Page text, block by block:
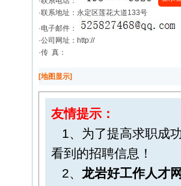
·联系地址：永定区莲花大道133号
·电子邮件：
·公司网址：http://
·传 真：
[地图显示]
友情提示：
1、为了提高求职成
看到的招聘信息！
2、 龙岩好工作人才